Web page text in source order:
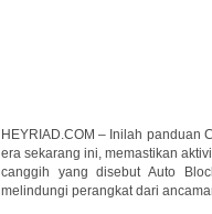
HEYRIAD.COM – Inilah panduan
era sekarang ini, memastikan
canggih yang disebut Auto
melindungi perangkat dari